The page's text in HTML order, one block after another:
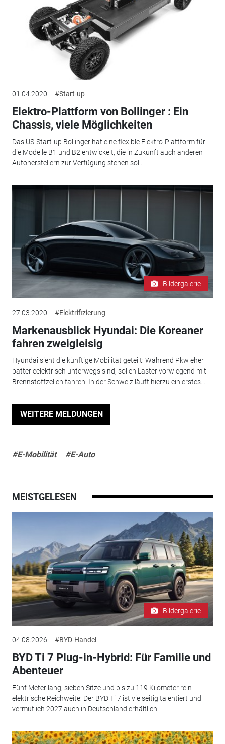
01.04.2020 #Start-up
Elektro-Plattform von Bollinger : Ein
Chassis, viele Möglichkeiten
Das US-Start-up Bollinger hat eine flexible Elektro-Plattform für
die Modelle B1 und B2 entwickelt, die in Zukunft auch anderen
Autoherstellern zur Verfügung stehen soll.
Bildergalerie
27.03.2020 #Elektrifizierung
Markenausblick Hyundai: Die Koreaner
fahren zweigleisig
Hyundai sieht die künftige Mobilität geteilt: Während Pkw eher
batterieelektrisch unterwegs sind, sollen Laster vorwiegend mit
Brennstoffzellen fahren. In der Schweiz läuft hierzu ein erstes...
WEITERE MELDUNGEN
#E-Mobilität #E-Auto
MEISTGELESEN
Bildergalerie
04.08.2026 #BYD-Handel
BYD Ti 7 Plug-in-Hybrid: Für Familie und
Abenteuer
Fünf Meter lang, sieben Sitze und bis zu 119 Kilometer rein
elektrische Reichweite: Der BYD Ti 7 ist vielseitig talentiert und
vermutlich 2027 auch in Deutschland erhältlich.